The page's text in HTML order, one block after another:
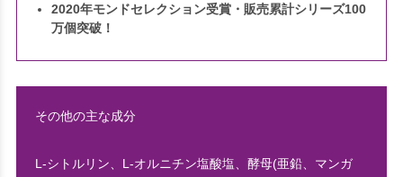
2020年モンドセレクション受賞・販売累計シリーズ100
万個突破！
その他の主な成分
L-シトルリン、L-オルニチン塩酸塩、酵母(亜鉛、マンガ